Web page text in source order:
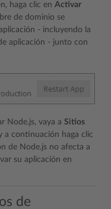
haga clic en Activar
de dominio se
- incluyendo la
aplicación - junto con
Node.js, vaya a Sitios
a continuación haga clic
de Node.js no afecta a
su aplicación en
de